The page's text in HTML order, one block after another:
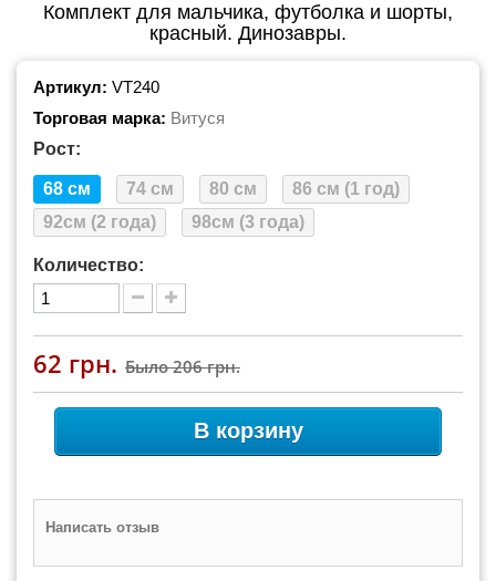
Комплект для мальчика, футболка и шорты,
красный. Динозавры.
Артикул: VT240
Торговая марка: Витуся
Рост:
68 см 74 см 80 см
86 см (1 год)
92см (2 года)
98см (3 года)
Количество:
62 грн. Было206 грн.
В корзину
Написать отзыв